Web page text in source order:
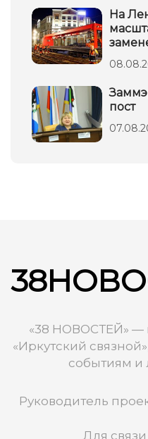
На
пост
«38 НОВОСТЕЙ» —
«Иркутский
событиям и
Руководитель
Для